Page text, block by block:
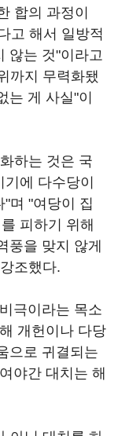
합의 과정이
고 해서 일방적
않는 것"이라고
까지 무력화됐
는 게 사실"이
하는 것은 국
에 다수당이
며 "여당이 집
피하기 위해
풍을 맞지 않게
조했다.
극이라는 목소
개헌이나 다당
으로 귀결되는
야간 대치는 해